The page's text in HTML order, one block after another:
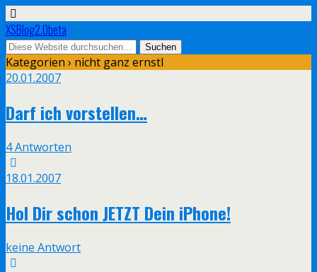
XSBlog2.0beta
Kategorien › nicht ganz ernstl
20.01.2007
Darf ich vorstellen…
4 Antworten
18.01.2007
Hol Dir schon JETZT Dein iPhone!
keine Antwort